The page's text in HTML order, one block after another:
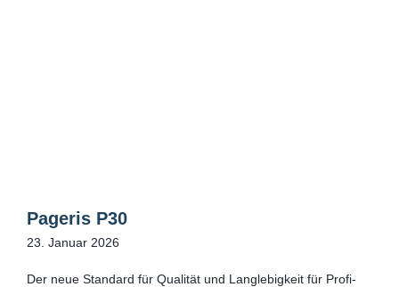
Pageris P30
23. Januar 2026
Der neue Standard für Qualität und Langlebigkeit für Profi-